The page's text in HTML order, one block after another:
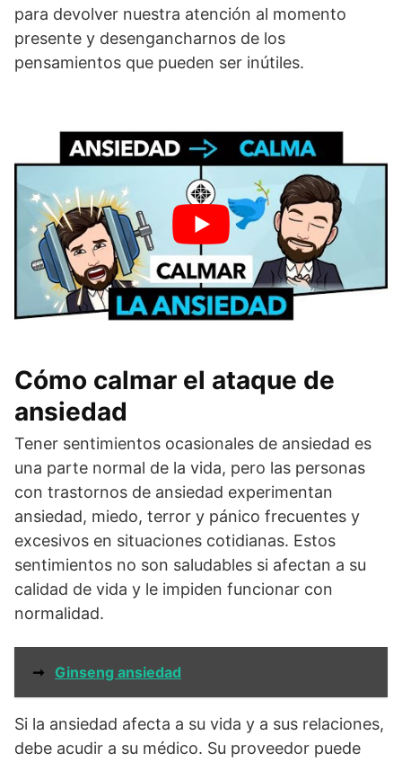
para devolver nuestra atención al momento
presente y desengancharnos de los
pensamientos que pueden ser inútiles.
Cómo calmar el ataque de
ansiedad
Tener sentimientos ocasionales de ansiedad es
una parte normal de la vida, pero las personas
con trastornos de ansiedad experimentan
ansiedad, miedo, terror y pánico frecuentes y
excesivos en situaciones cotidianas. Estos
sentimientos no son saludables si afectan a su
calidad de vida y le impiden funcionar con
normalidad.
➞ Ginseng ansiedad
Si la ansiedad afecta a su vida y a sus relaciones,
debe acudir a su médico. Su proveedor puede